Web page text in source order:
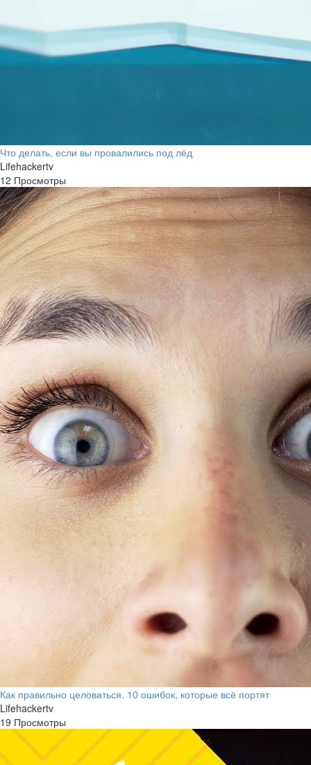
Что делать, если вы провалились под лёд
Lifehackertv
12 Просмотры
Как правильно целоваться. 10 ошибок, которые всё портят
Lifehackertv
19 Просмотры